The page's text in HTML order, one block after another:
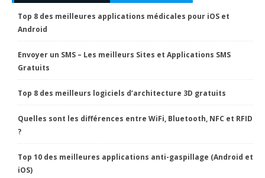
Top 8 des meilleures applications médicales pour iOS et
Android
Envoyer un SMS – Les meilleurs Sites et Applications SMS
Gratuits
Top 8 des meilleurs logiciels d’architecture 3D gratuits
Quelles sont les différences entre WiFi, Bluetooth, NFC et RFID
?
Top 10 des meilleures applications anti-gaspillage (Android et
iOS)